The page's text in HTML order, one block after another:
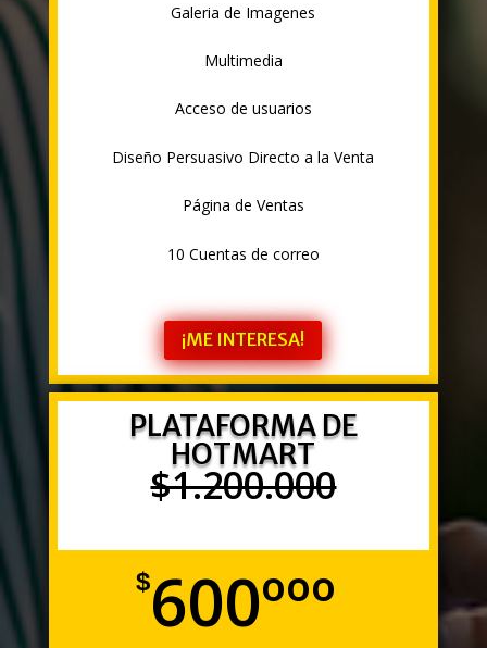
Galeria de Imagenes
Multimedia
Acceso de usuarios
Diseño Persuasivo Directo a la Venta
Página de Ventas
10 Cuentas de correo
¡ME INTERESA!
PLATAFORMA DE
HOTMART
$1.200.000
$600ººº